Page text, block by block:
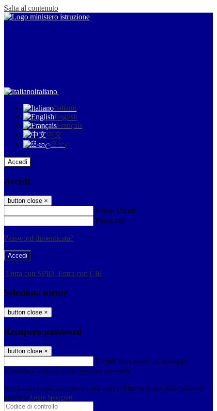
Salta al contenuto
Italiano
Italiano
English
Français
中文
සිංහල
Accedi
Accedi
button close ×
Nome Utente
Password
Password dimenticata?
-
Entra con SPID Entra con CIE
Seleziona utente
button close ×
Recupero password
button close ×
E-mail Verrà inviato un messaggio
all'indirizzo indicato con le istruzioni necessarie.
Non hai una e-mail associata al nome utente? Effettua il reset della password
tramite la Login Spaggiari